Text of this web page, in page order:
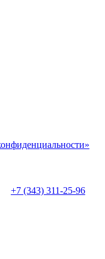
+7 (343) 311-25-96